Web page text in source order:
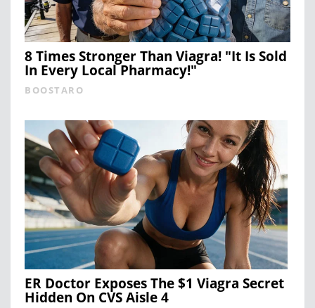
8 Times Stronger Than Viagra! "It Is Sold
In Every Local Pharmacy!"
BOOSTARO
ER Doctor Exposes The $1 Viagra Secret
Hidden On CVS Aisle 4